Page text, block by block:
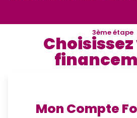
3ème étape
Mon Compte